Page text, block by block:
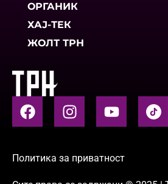
ОРГАНИК
ХАЈ-ТЕК
ЖОЛТ ТРН
Политика за приватност